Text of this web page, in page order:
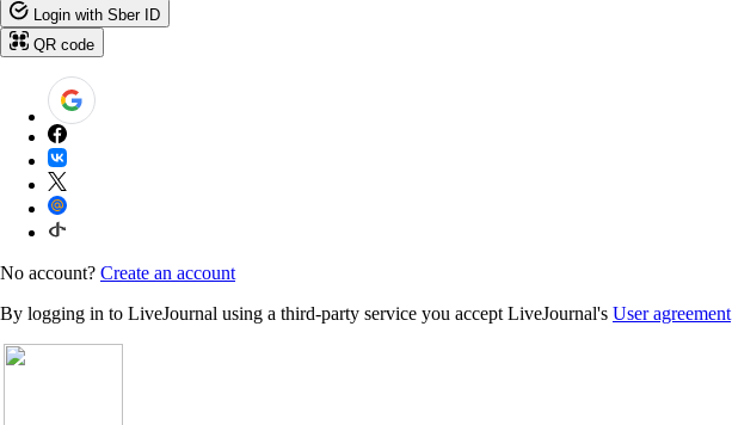
Login with Sber ID
QR code
No account? Create an account
By logging in to LiveJournal using a third-party service you accept LiveJournal's User agreement